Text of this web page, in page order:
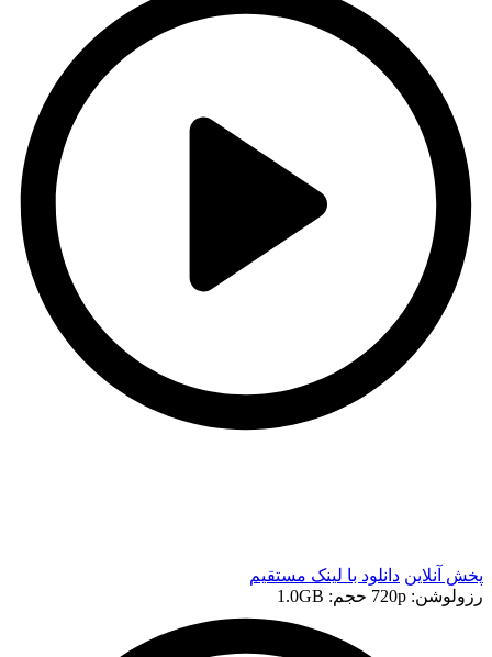
پخش آنلاین دانلود با لينک مستقيم
رزولوشن: 720p
حجم: 1.0GB